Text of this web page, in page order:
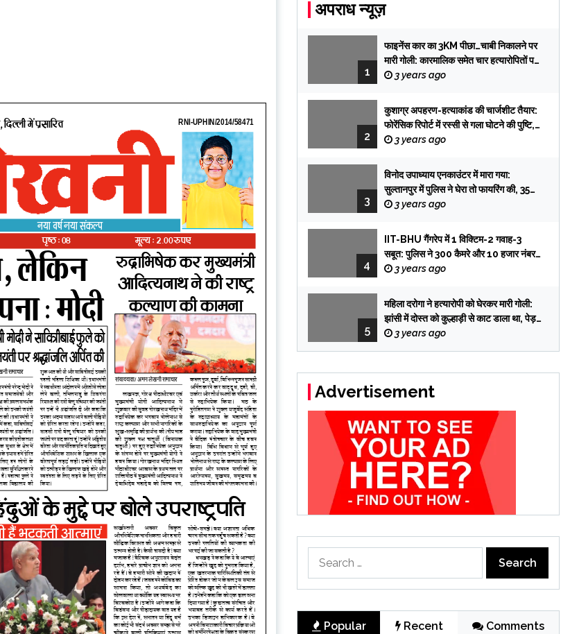
अपराध न्यूज़
1
फाइनेंस कार का 3KM पीछा…चाबी निकालने पर
मारी गोली: कारमालिक समेत चार हत्यारोपितों पर
केस, तलाश में टीमें प्रयागराज रवाना
3 years ago
2
कुशाग्र अपहरण-हत्याकांड की चार्जशीट तैयार:
फोरेंसिक रिपोर्ट में रस्सी से गला घोटने की पुष्टि,
फिरौती के लेटर की हैंडराइटिंग प्रभात की,
3 years ago
3
विनोद उपाध्याय एनकाउंटर में मारा गया:
सुल्तानपुर में पुलिस ने घेरा तो फायरिंग की, 35
मुकदमे में 1 में भी सजा नहीं हुई
3 years ago
4
IIT-BHU गैंगरेप में 1 विक्टिम-2 गवाह-3
सबूत: पुलिस ने 300 कैमरे और 10 हजार नंबर
ट्रेस किए; तब पकड़े गए तीनों आरोपी
3 years ago
5
महिला दरोगा ने हत्यारोपी को घेरकर मारी गोली:
झांसी में दोस्त को कुल्हाड़ी से काट डाला था, पेड़
पर मचान बनाकर 12 दिन छुपा रहा
3 years ago
Advertisement
for:
Popular Recent Comments